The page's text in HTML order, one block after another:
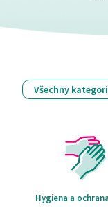
Všechny
Hygiena a